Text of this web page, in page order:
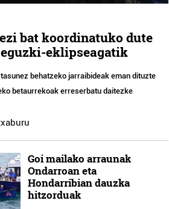
bat koordinatuko dute
eklipseagatik
behatzeko jarraibideak eman dituzte
betaurrekoak erreserbatu daitezke
Goi mailako arraunak
Ondarroan eta
Hondarribian dauzka
hitzorduak